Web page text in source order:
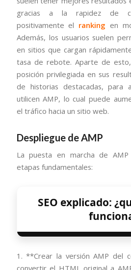
gracias a la rapidez de
positivamente el ranking en
Además, los usuarios suelen
en sitios que cargan
tasa de rebote. Aparte de
posición privilegiada en sus
de historias destacadas, para
utilicen AMP, lo cual puede
el tráfico hacia un sitio web.
Despliegue de AMP
La puesta en marcha de
etapas fundamentales:
SEO explicado:
1. **Crear la versión AMP del